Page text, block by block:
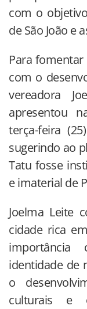
com o
de São João e
Para
com o
vereadora
apresentou
terça-feira
sugerindo ao
Tatu fosse
e imaterial de
Joelma Leite
cidade rica
importância
identidade de
o
culturais e